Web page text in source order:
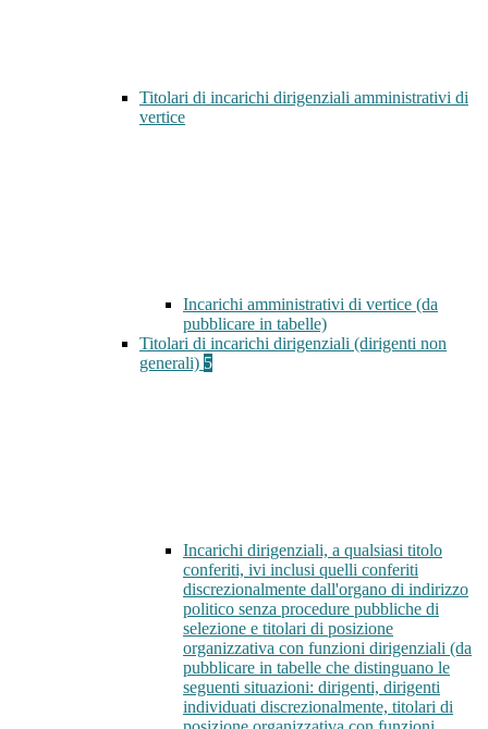
Titolari di incarichi dirigenziali amministrativi di
vertice
Incarichi amministrativi di vertice (da
pubblicare in tabelle)
Titolari di incarichi dirigenziali (dirigenti non
generali) 5
Incarichi dirigenziali, a qualsiasi titolo
conferiti, ivi inclusi quelli conferiti
discrezionalmente dall'organo di indirizzo
politico senza procedure pubbliche di
selezione e titolari di posizione
organizzativa con funzioni dirigenziali (da
pubblicare in tabelle che distinguano le
seguenti situazioni: dirigenti, dirigenti
individuati discrezionalmente, titolari di